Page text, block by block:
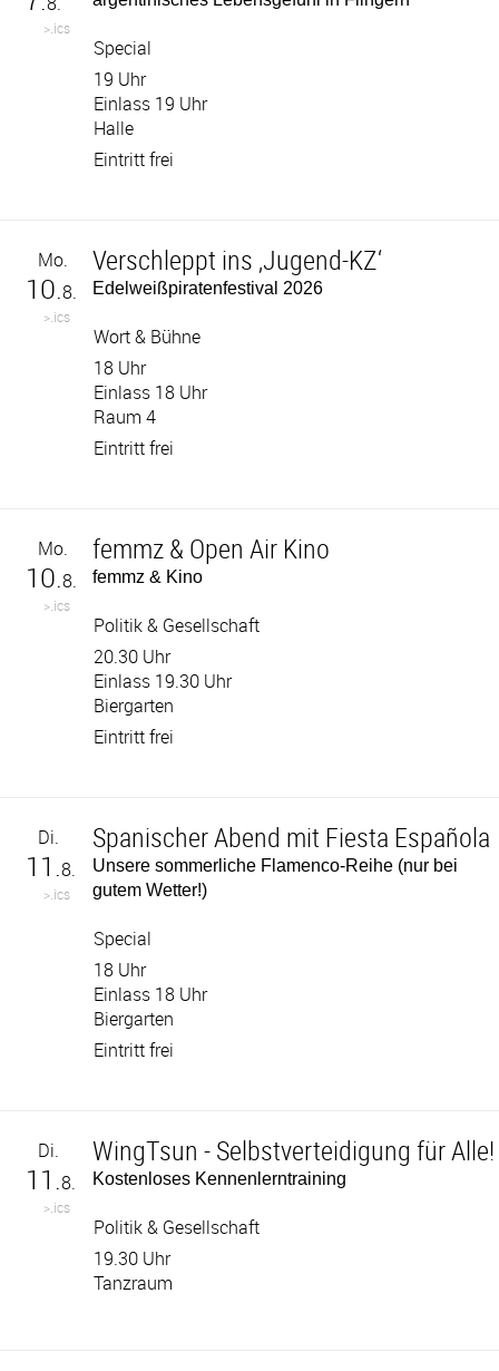
>.ics
Special
19 Uhr
Einlass 19 Uhr
Halle
Eintritt frei
Mo.
10.8.
>.ics
Verschleppt ins ‚Jugend-KZ‘
Edelweißpiratenfestival 2026
Wort & Bühne
18 Uhr
Einlass 18 Uhr
Raum 4
Eintritt frei
Mo.
10.8.
>.ics
femmz & Open Air Kino
femmz & Kino
Politik & Gesellschaft
20.30 Uhr
Einlass 19.30 Uhr
Biergarten
Eintritt frei
Di.
11.8.
>.ics
Spanischer Abend mit Fiesta Española
Unsere sommerliche Flamenco-Reihe (nur bei
gutem Wetter!)
Special
18 Uhr
Einlass 18 Uhr
Biergarten
Eintritt frei
Di.
11.8.
>.ics
WingTsun - Selbstverteidigung für Alle!
Kostenloses Kennenlerntraining
Politik & Gesellschaft
19.30 Uhr
Tanzraum